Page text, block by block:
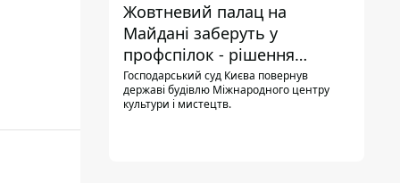
Жовтневий палац на
Майдані заберуть у
профспілок - рішення
Господарського суду
Господарський суд Києва повернув
державі будівлю Міжнародного центру
культури і мистецтв.